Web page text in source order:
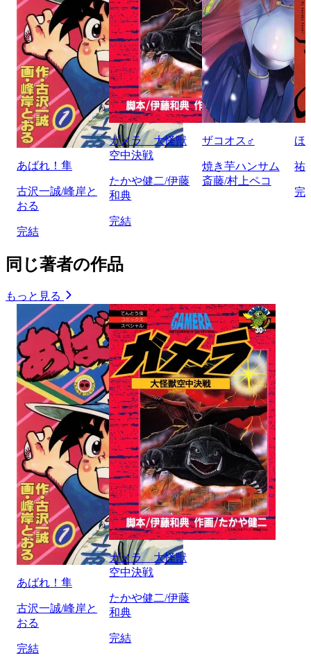
あばれ！隼
古沢一誠/峰岸と
おる
完結
ガメラ 大怪獣
空中決戦
たかや健二/伊藤
和典
完結
ザコオス♂
焼き芋ハンサム
斎藤/村上ペコ
ほ
祐
完
同じ著者の作品
もっと見る
あばれ！隼
古沢一誠/峰岸と
おる
完結
ガメラ 大怪獣
空中決戦
たかや健二/伊藤
和典
完結